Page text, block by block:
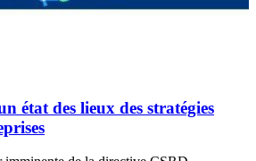
état des lieux des stratégies